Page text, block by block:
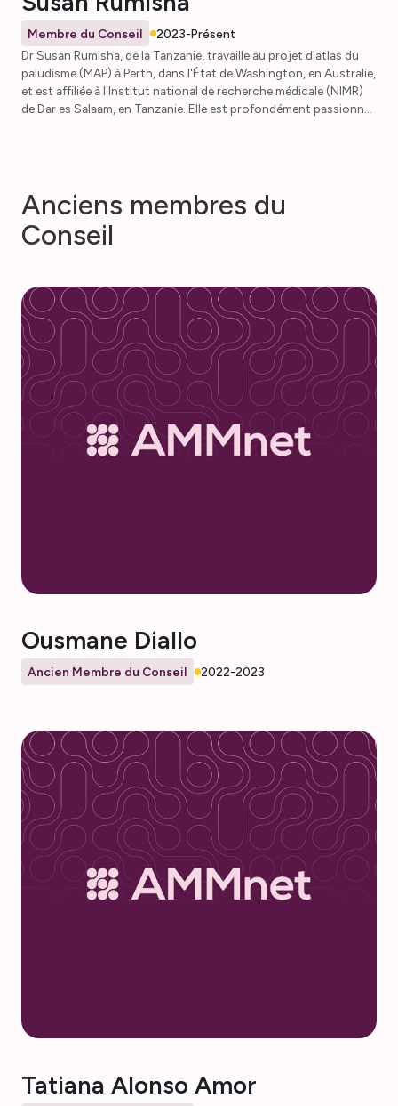
Membre du Conseil
2023-Présent
Dr Susan Rumisha, de la Tanzanie, travaille au projet d'atlas du
paludisme (MAP) à Perth, dans l'État de Washington, en Australie,
et est affiliée à l'Institut national de recherche médicale (NIMR)
de Dar es Salaam, en Tanzanie. Elle est profondément passionnée
d'administration et du comité de gouvernance de l'AMMNet et
siège au groupe de travail sur le développement des sections
locales.
Anciens membres du
Conseil
Ousmane Diallo
Ancien Membre du Conseil 2022-2023
Tatiana Alonso Amor